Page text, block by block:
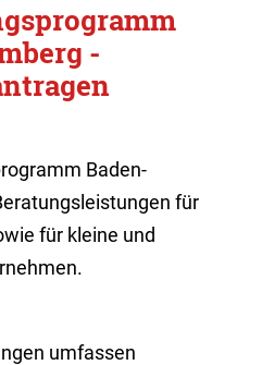
-
Baden-
für
für kleine und
umfassen